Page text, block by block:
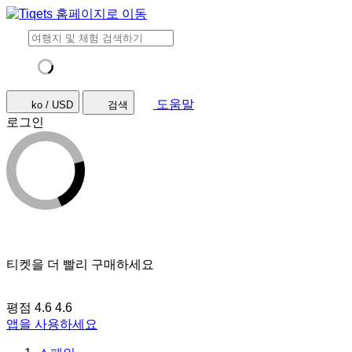
ko / USD 검색
도움말
로그인
티켓을 더 빨리 구매하세요
평점 4.6 4.6
앱을 사용하세요